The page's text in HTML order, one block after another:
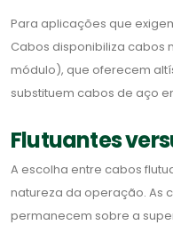
Para aplicações que
Cabos disponibiliza cabos
módulo), que oferecem
substituem cabos de aço
Flutuantes
A escolha entre cabos
natureza da operação. As
permanecem sobre a